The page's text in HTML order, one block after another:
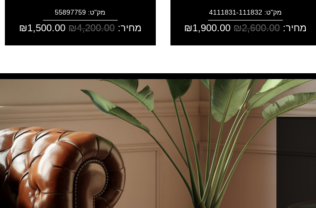
מק"ט: 4111831-111832
מחיר: ₪2,600.00
₪1,900.00
מק"ט: 55897759
מחיר: ₪4,200.00
₪1,500.00